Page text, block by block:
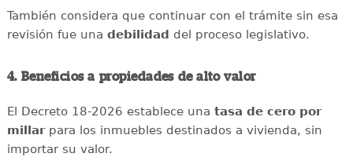
También considera que continuar con el trámite sin esa
revisión fue una debilidad del proceso legislativo.
4. Beneficios a propiedades de alto valor
El Decreto 18-2026 establece una tasa de cero por
millarpara los inmuebles destinados a vivienda, sin
importar su valor.